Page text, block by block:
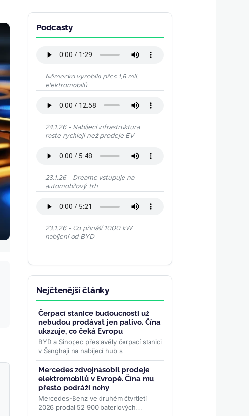
Podcasty
Německo vyrobilo přes 1,6 mil.
elektromobilů
24.1.26 - Nabíjecí infrastruktura
roste rychleji než prodeje EV
23.1.26 - Dreame vstupuje na
automobilový trh
23.1.26 - Co přináší 1000 kW
nabíjení od BYD
Nejčtenější články
Čerpací stanice budoucnosti už
nebudou prodávat jen palivo. Čína
ukazuje, co čeká Evropu
BYD a Sinopec přestavěly čerpací stanici
v Šanghaji na nabíjecí hub s
odpočinkovou zónou a bateriovým
úložištěm. Podobný model může...>>
Mercedes zdvojnásobil prodeje
elektromobilů v Evropě. Čína mu
přesto podráží nohy
Mercedes-Benz ve druhém čtvrtletí
2026 prodal 52 900 bateriových